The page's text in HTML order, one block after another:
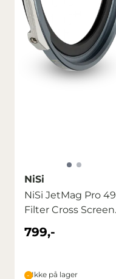
NiSi
NiSi JetMag Pro 49
Filter Cross Screen
4x
799,-
Ikke på lager